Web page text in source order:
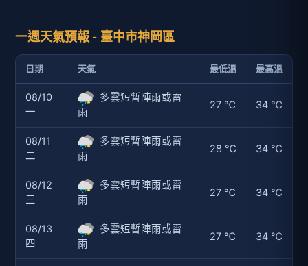
一週天氣預報 - 臺中市神岡區
日期 天氣 最低溫 最高溫
08/10
一
多雲短暫陣雨或雷
雨
27 ℃ 34 ℃
08/11
二
多雲短暫陣雨或雷
雨
28 ℃ 34 ℃
08/12
三
多雲短暫陣雨或雷
雨
27 ℃ 34 ℃
08/13
四
多雲短暫陣雨或雷
雨
27 ℃ 34 ℃